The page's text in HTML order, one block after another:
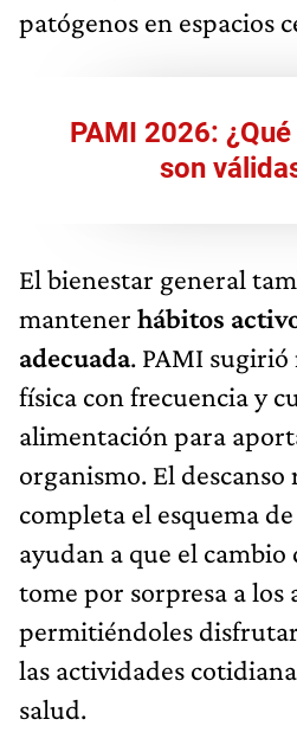
patógenos en espacios
PAMI 2026:
son
El bienestar general
mantener hábitos
adecuada. PAMI
física con frecuencia y
alimentación para
organismo. El descanso
completa el esquema
ayudan a que el cambio
tome por sorpresa a los
permitiéndoles
las actividades
salud.